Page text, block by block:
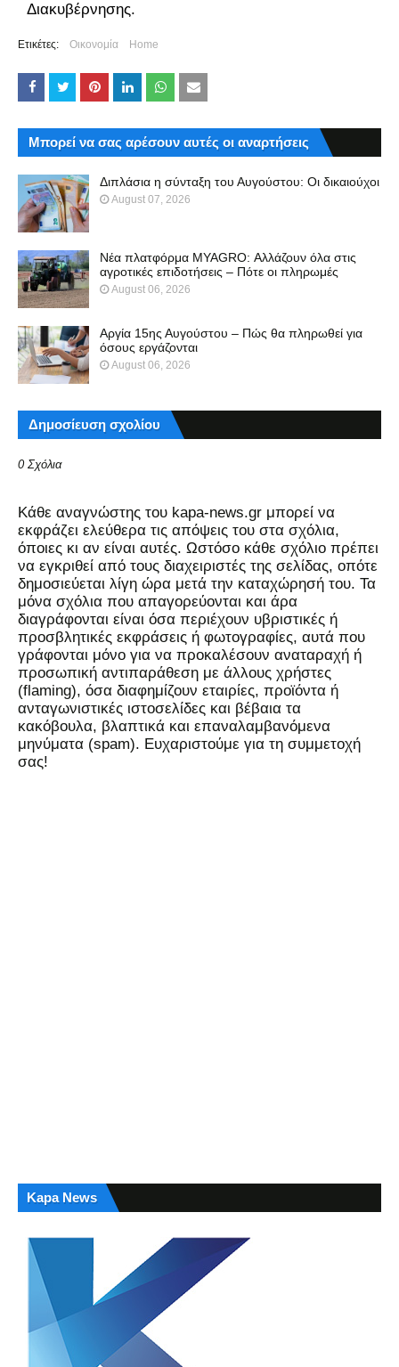
Διακυβέρνησης.
Ετικέτες: Οικονομία Home
Μπορεί να σας αρέσουν αυτές οι αναρτήσεις
Διπλάσια η σύνταξη του Αυγούστου: Οι δικαιούχοι
August 07, 2026
Νέα πλατφόρμα MYAGRO: Αλλάζουν όλα στις
αγροτικές επιδοτήσεις – Πότε οι πληρωμές
August 06, 2026
Αργία 15ης Αυγούστου – Πώς θα πληρωθεί για
όσους εργάζονται
August 06, 2026
Δημοσίευση σχολίου
0 Σχόλια
Kάθε αναγνώστης του kapa-news.gr μπορεί να
εκφράζει ελεύθερα τις απόψεις του στα σχόλια,
όποιες κι αν είναι αυτές. Ωστόσο κάθε σχόλιο πρέπει
να εγκριθεί από τους διαχειριστές της σελίδας, οπότε
δημοσιεύεται λίγη ώρα μετά την καταχώρησή του. Τα
μόνα σχόλια που απαγορεύονται και άρα
διαγράφονται είναι όσα περιέχουν υβριστικές ή
προσβλητικές εκφράσεις ή φωτογραφίες, αυτά που
γράφονται μόνο για να προκαλέσουν αναταραχή ή
προσωπική αντιπαράθεση με άλλους χρήστες
(flaming), όσα διαφημίζουν εταιρίες, προϊόντα ή
ανταγωνιστικές ιστοσελίδες και βέβαια τα
κακόβουλα, βλαπτικά και επαναλαμβανόμενα
μηνύματα (spam). Ευχαριστούμε για τη συμμετοχή
σας!
Kapa News